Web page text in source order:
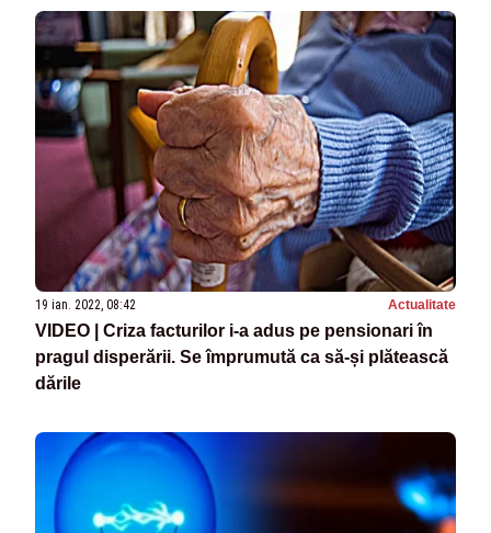
19 ian. 2022, 08:42 Actualitate
VIDEO | Criza facturilor i-a adus pe pensionari în
pragul disperării. Se împrumută ca să-și plătească
dările